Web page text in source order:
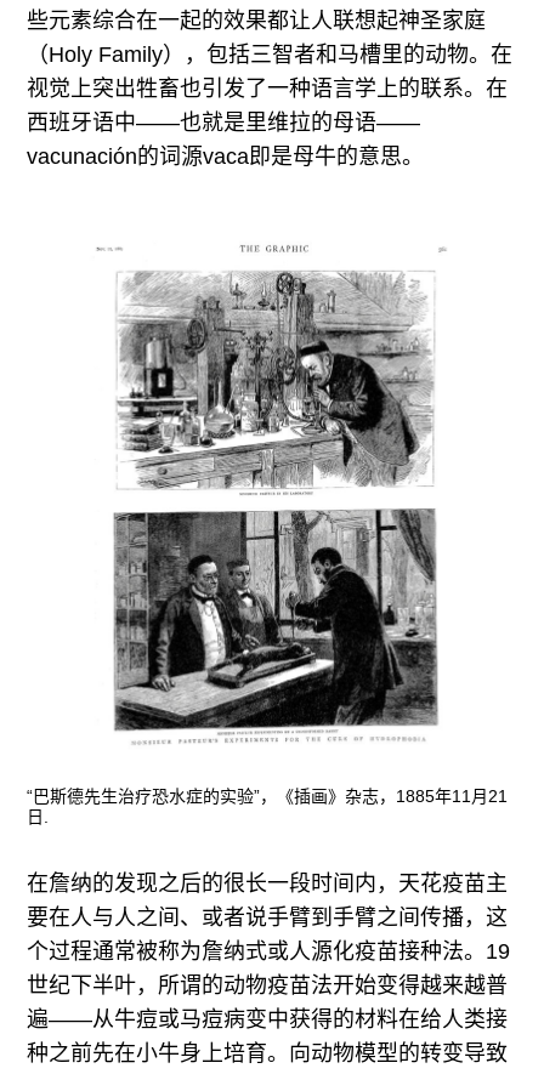
些元素综合在一起的效果都让人联想起神圣家庭
（Holy Family），包括三智者和马槽里的动物。在
视觉上突出牲畜也引发了一种语言学上的联系。在
西班牙语中——也就是里维拉的母语——
vacunación的词源vaca即是母牛的意思。
“巴斯德先生治疗恐水症的实验”，《插画》杂志，1885年11月21
日.
在詹纳的发现之后的很长一段时间内，天花疫苗主
要在人与人之间、或者说手臂到手臂之间传播，这
个过程通常被称为詹纳式或人源化疫苗接种法。19
世纪下半叶，所谓的动物疫苗法开始变得越来越普
遍——从牛痘或马痘病变中获得的材料在给人类接
种之前先在小牛身上培育。向动物模型的转变导致